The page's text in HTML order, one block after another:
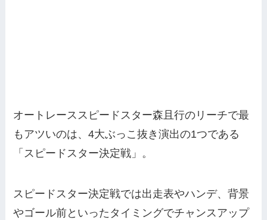
オートレーススピードスター森且行のリーチで最
もアツいのは、4大ぶっこ抜き演出の1つである
「スピードスター決定戦」。
スピードスター決定戦では出走表やハンデ、背景
やゴール前といったタイミングでチャンスアップ